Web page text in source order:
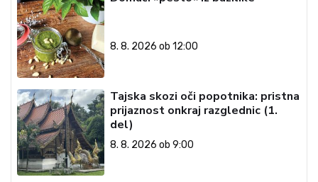
8. 8. 2026 ob 12:00
Tajska skozi oči popotnika: pristna
prijaznost onkraj razglednic (1.
del)
8. 8. 2026 ob 9:00